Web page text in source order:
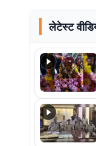
लेटेस्ट